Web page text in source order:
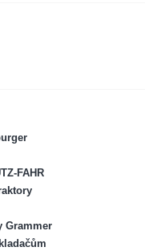
FAHR
Grammer